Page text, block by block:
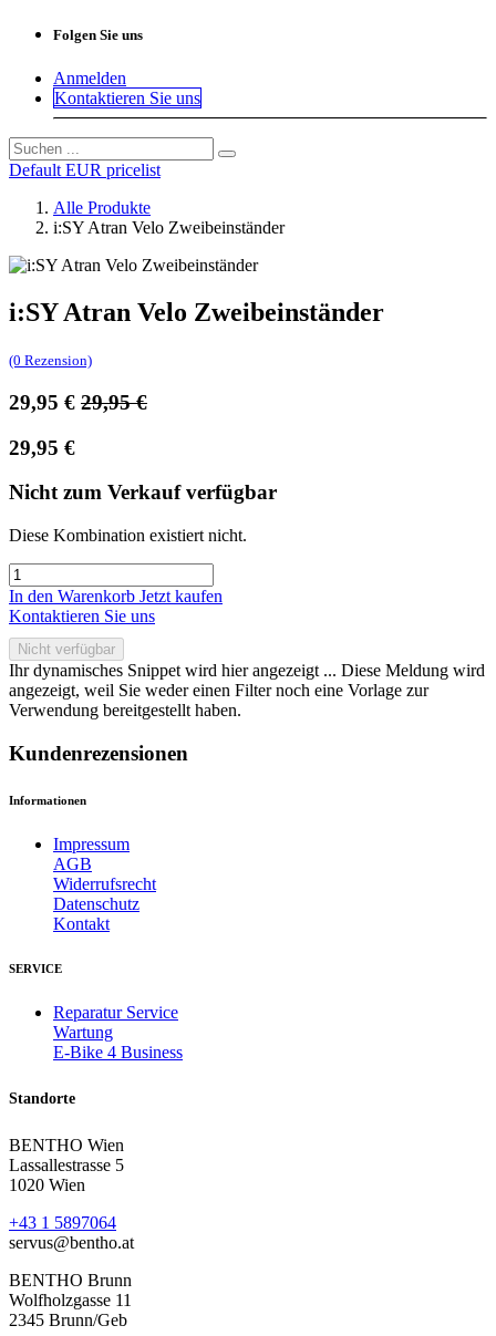
Folgen Sie uns
Anmelden
Kontaktieren Sie uns
Default EUR pricelist
Alle Produkte
i:SY Atran Velo Zweibeinständer
i:SY Atran Velo Zweibeinständer
(0 Rezension)
29,95 € 29,95€
29,95 €
Nicht zum Verkauf verfügbar
Diese Kombination existiert nicht.
In den Warenkorb Jetzt kaufen
Kontaktieren Sie uns
Nicht verfügbar
Ihr dynamisches Snippet wird hier angezeigt ... Diese Meldung wird
angezeigt, weil Sie weder einen Filter noch eine Vorlage zur
Verwendung bereitgestellt haben.
Kundenrezensionen
Informationen
Impressum
AGB
Widerrufsrecht
Datenschutz
Kontakt
SERVICE
Reparatur Service
Wartung
E-Bike 4 Business
Standorte
BENTHO Wien
Lassallestrasse 5
1020 Wien
+43 1 5897064
servus@bentho.at
BENTHO Brunn
Wolfholzgasse 11
2345 Brunn/Geb